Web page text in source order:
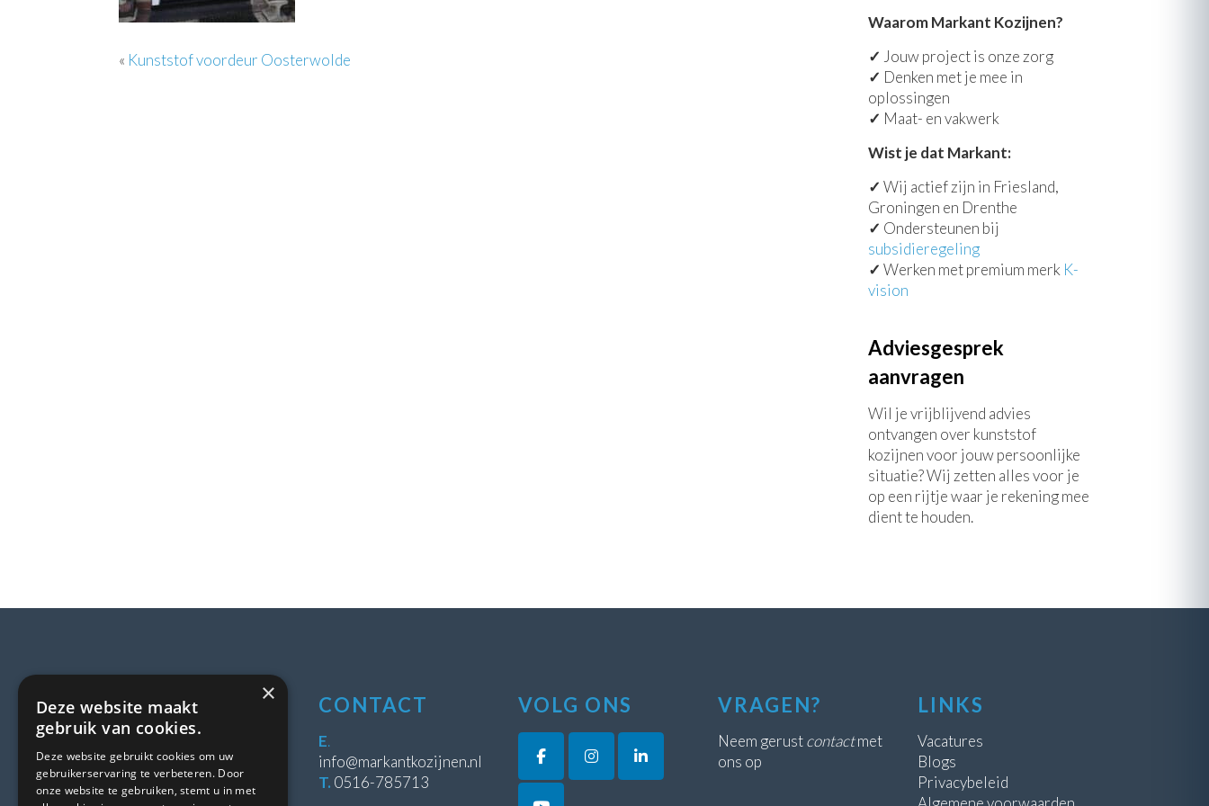
« Kunststof voordeur Oosterwolde
Waarom Markant Kozijnen?
✓ Jouw project is onze zorg
✓ Denken met je mee in
oplossingen
✓ Maat- en vakwerk
Wist je dat Markant:
✓ Wij actief zijn in Friesland,
Groningen en Drenthe
✓ Ondersteunen bij
subsidieregeling
✓ Werken met premium merk K-
vision
Adviesgesprek
aanvragen
Wil je vrijblijvend advies
ontvangen over kunststof
kozijnen voor jouw persoonlijke
situatie? Wij zetten alles voor je
op een rijtje waar je rekening mee
dient te houden.
LOCATIE
8431 WE Oosterwolde
CONTACT
E.
info@markantkozijnen.nl
T. 0516-785713
VOLG ONS VRAGEN?
Neem gerustcontactmet
ons op
LINKS
Vacatures
Blogs
Privacybeleid
×
Deze website maakt
gebruik van cookies.
Deze website gebruikt cookies om uw
gebruikerservaring te verbeteren. Door
onze website te gebruiken, stemt u in met